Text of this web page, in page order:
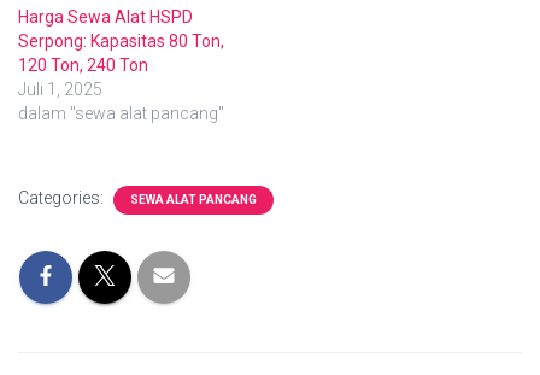
Harga Sewa Alat HSPD
Serpong: Kapasitas 80 Ton,
120 Ton, 240 Ton
Juli 1, 2025
dalam "sewa alat pancang"
Categories: SEWA ALAT PANCANG